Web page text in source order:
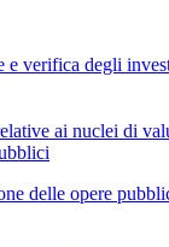
e verifica degli
ai nuclei di
delle opere